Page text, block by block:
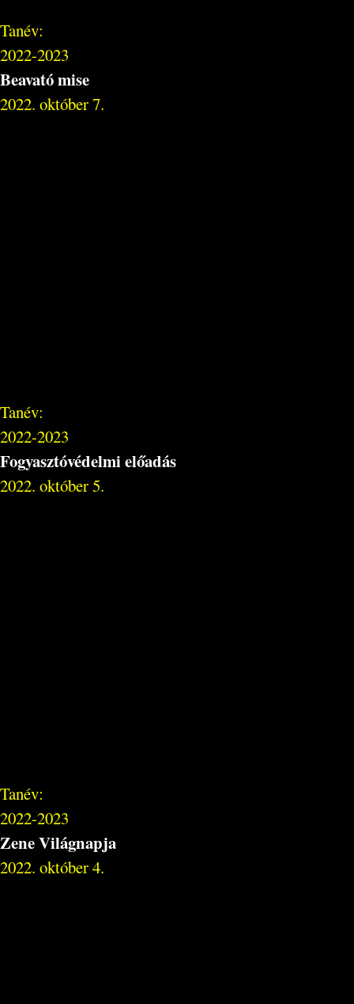
Tanév:
2022-2023
Beavató mise
2022. október 7.
Tanév:
2022-2023
Fogyasztóvédelmi előadás
2022. október 5.
Tanév:
2022-2023
Zene Világnapja
2022. október 4.